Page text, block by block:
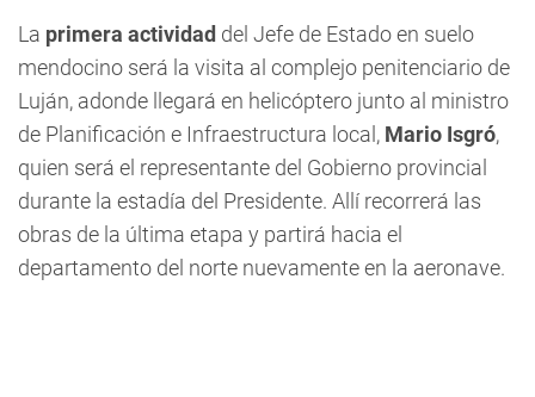
of
33
seconds
La primera actividad del Jefe de Estado en suelo
mendocino será la visita al complejo penitenciario de
Luján, adonde llegará en helicóptero junto al ministro
de Planificación e Infraestructura local, Mario Isgró,
quien será el representante del Gobierno provincial
durante la estadía del Presidente. Allí recorrerá las
obras de la última etapa y partirá hacia el
departamento del norte nuevamente en la aeronave.